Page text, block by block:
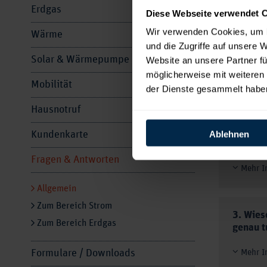
Diese Webseite verwendet
Wir verwenden Cookies,
und die Zugriffe auf unsere
Website an unsere Partner
möglicherweise mit
der Dienste gesammelt
Ablehnen
Erdgas
Wärme
Solar & Wärmepumpe
Mobilität
Hausnotruf
Kundenkarte
Fragen & Antworten
Allgemein
Zum Bereich Strom
Zum Bereich Erdgas
Formulare / Downloads
Hier
1. Ich
muss
2. Was
Bitte
Mehr
3.
genau
Mehr